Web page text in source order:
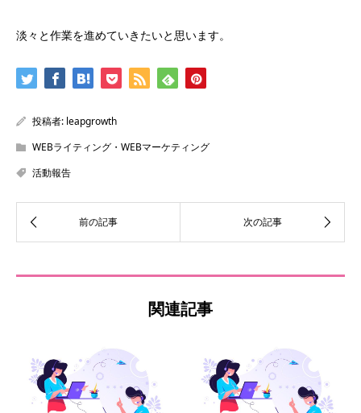
淡々と作業を進めていきたいと思います。
投稿者: leapgrowth
WEBライティング・WEBマーケティング
活動報告
関連記事